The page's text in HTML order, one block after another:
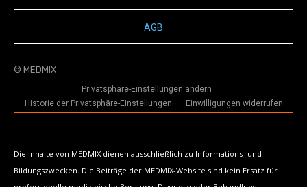
AGB
© MEDMIX
Privatsphäre-Einstellungen ändern
Historie der Privatsphäre-Einstellungen
Einwilligungen widerrufen
Die Inhalte von MEDMIX dienen ausschließlich zu Informations- und
Bildungszwecken. Die Beiträge der MEDMIX-Website sind kein Ersatz für